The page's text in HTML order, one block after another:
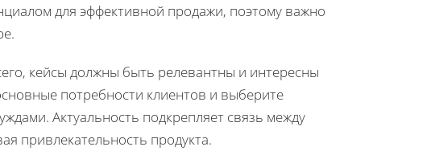
для эффективной продажи, поэтому важно
кейсы должны быть релевантны и интересны
потребности клиентов и выберите
Актуальность подкрепляет связь между
привлекательность продукта.